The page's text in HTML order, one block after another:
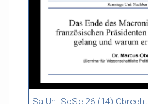
Sa-Uni SoSe 26 (14) Obrecht
46:53 duration